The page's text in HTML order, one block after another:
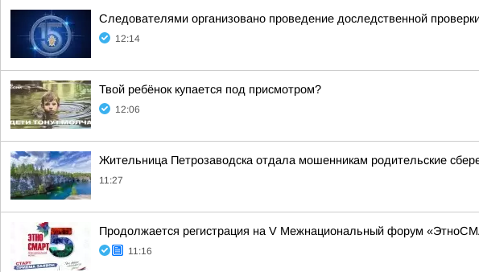
Следователями организовано проведение доследственной
12:14
Твой ребёнок купается под присмотром?
12:06
Жительница Петрозаводска отдала мошенникам родительские
11:27
Продолжается регистрация на V Межнациональный форум
11:16